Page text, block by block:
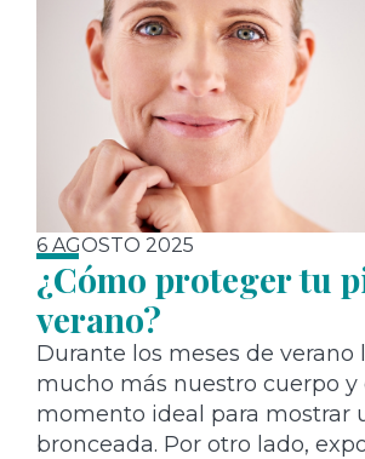
6 AGOSTO 2025
¿Cómo proteger tu
verano?
Durante los meses de verano
mucho más nuestro cuerpo y
momento ideal para mostrar
bronceada. Por otro lado,